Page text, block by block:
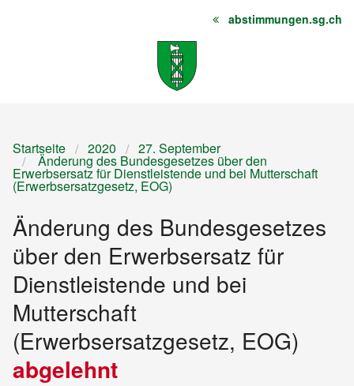
Startseite
Sitemap abstimmungen.sg.ch
Startseite 2020 27. September
Änderung des Bundesgesetzes über den
Erwerbsersatz für Dienstleistende und bei Mutterschaft
(Erwerbsersatzgesetz, EOG)
Änderung des Bundesgesetzes
über den Erwerbsersatz für
Dienstleistende und bei
Mutterschaft
(Erwerbsersatzgesetz, EOG)
abgelehnt